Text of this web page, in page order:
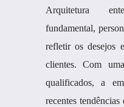
Arquitetura
fundamental,
refletir os desejos
clientes. Com
qualificados, a
recentes